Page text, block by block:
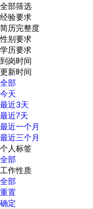
全部筛选
经验要求
简历完整度
性别要求
学历要求
到岗时间
更新时间
全部
今天
最近3天
最近7天
最近一个月
最近三个月
个人标签
全部
工作性质
全部
重置
确定